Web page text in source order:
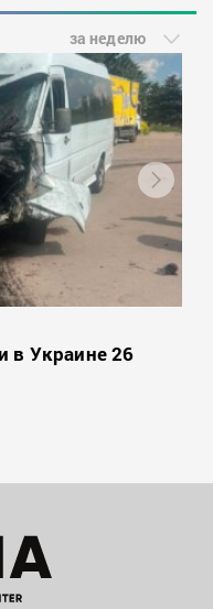
за неделю
в Украине 26